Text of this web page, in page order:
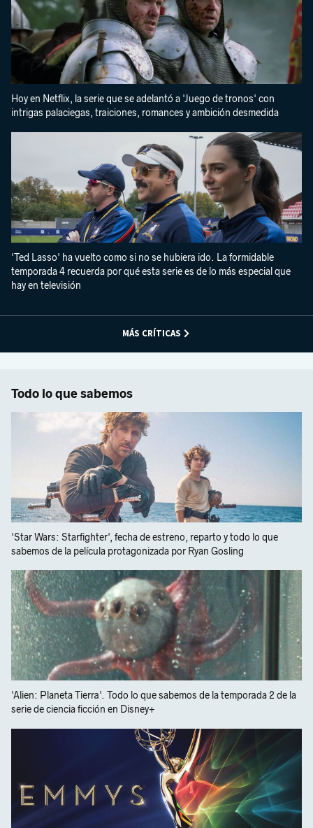
Hoy en Netflix, la serie que se adelantó a 'Juego de tronos' con
intrigas palaciegas, traiciones, romances y ambición desmedida
'Ted Lasso' ha vuelto como si no se hubiera ido. La formidable
temporada 4 recuerda por qué esta serie es de lo más especial que
hay en televisión
MÁS CRÍTICAS
Todo lo que sabemos
'Star Wars: Starfighter', fecha de estreno, reparto y todo lo que
sabemos de la película protagonizada por Ryan Gosling
'Alien: Planeta Tierra'. Todo lo que sabemos de la temporada 2 de la
serie de ciencia ficción en Disney+